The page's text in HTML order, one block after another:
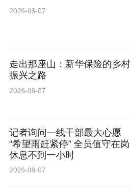
2026-08-07
走出那座山：新华保险的乡村
振兴之路
2026-08-07
记者询问一线干部最大心愿
“希望雨赶紧停” 全员值守在岗
休息不到一小时
2026-08-07